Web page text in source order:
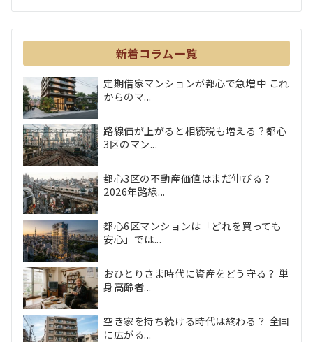
新着コラム一覧
定期借家マンションが都心で急増中 これ
からのマ...
路線価が上がると相続税も増える？都心
3区のマン...
都心3区の不動産価値はまだ伸びる？
2026年路線...
都心6区マンションは「どれを買っても
安心」では...
おひとりさま時代に資産をどう守る？ 単
身高齢者...
空き家を持ち続ける時代は終わる？ 全国
に広がる...